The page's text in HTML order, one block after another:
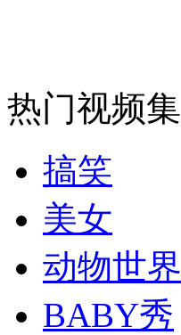
热门视频集
搞笑
美女
动物世界
BABY秀